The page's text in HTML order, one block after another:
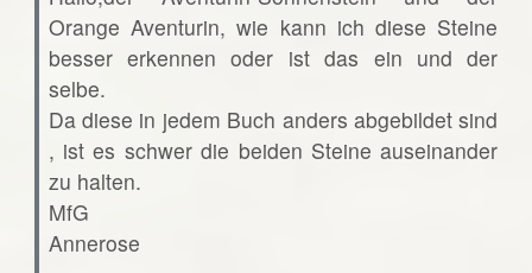
Orange Aventurin, wie kann ich diese Steine
besser erkennen oder ist das ein und der
selbe.
Da diese in jedem Buch anders abgebildet sind
, ist es schwer die beiden Steine auseinander
zu halten.
MfG
Annerose